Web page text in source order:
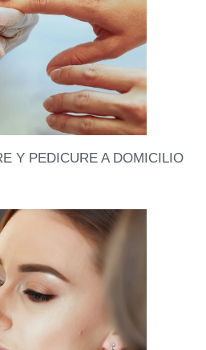
datos
mucho este dato porque
mientras uno trabaja, o
los niños en la
datos
Y PEDICURE A DOMICILIO